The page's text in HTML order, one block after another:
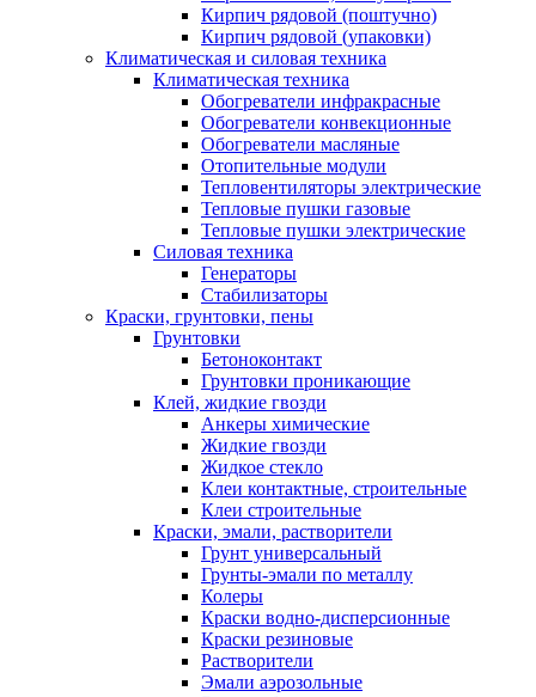
Кирпич рядовой (поштучно)
Кирпич рядовой (упаковки)
Климатическая и силовая техника
Климатическая техника
Обогреватели инфракрасные
Обогреватели конвекционные
Обогреватели масляные
Отопительные модули
Тепловентиляторы электрические
Тепловые пушки газовые
Тепловые пушки электрические
Силовая техника
Генераторы
Стабилизаторы
Краски, грунтовки, пены
Грунтовки
Бетоноконтакт
Грунтовки проникающие
Клей, жидкие гвозди
Анкеры химические
Жидкие гвозди
Жидкое стекло
Клеи контактные, строительные
Клеи строительные
Краски, эмали, растворители
Грунт универсальный
Грунты-эмали по металлу
Колеры
Краски водно-дисперсионные
Краски резиновые
Растворители
Эмали аэрозольные